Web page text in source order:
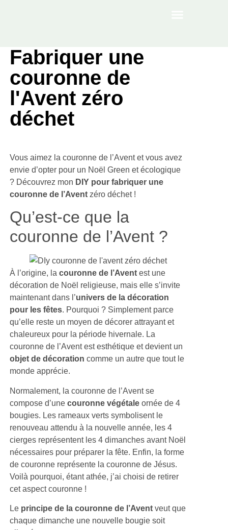
Fabriquer une
couronne de
l'Avent zéro
déchet
Vous aimez la couronne de l’Avent et vous avez
envie d’opter pour un Noël Green et écologique
? Découvrez mon DIY pour fabriquer une
couronne de l’Avent zéro déchet !
Qu’est-ce que la
couronne de l’Avent ?
À l’origine, lacouronne de l’Avent est une
décoration de Noël religieuse, mais elle s’invite
maintenant dans l’univers de la décoration
pour les fêtes. Pourquoi ? Simplement parce
qu’elle reste un moyen de décorer attrayant et
chaleureux pour la période hivernale. La
couronne de l’Avent est esthétique et devient un
objet de décoration comme un autre que tout le
monde apprécie.
Normalement, la couronne de l’Avent se
compose d’unecouronne végétaleornée de 4
bougies. Les rameaux verts symbolisent le
renouveau attendu à la nouvelle année, les 4
cierges représentent les 4 dimanches avant Noël
nécessaires pour préparer la fête. Enfin, la forme
de couronne représente la couronne de Jésus.
Voilà pourquoi, étant athée, j’ai choisi de retirer
cet aspect couronne !
Le principe de la couronne de l’Avent veut que
chaque dimanche une nouvelle bougie soit